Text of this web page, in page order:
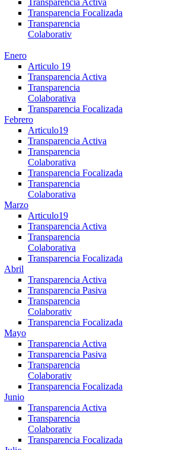
Transparencia Activa
Transparencia Focalizada
Transparencia
Colaborativ
Enero
Articulo 19
Transparencia Activa
Transparencia
Colaborativa
Transparencia Focalizada
Febrero
Articulo19
Transparencia Activa
Transparencia
Colaborativa
Transparencia Focalizada
Transparencia
Colaborativa
Marzo
Articulo19
Transparencia Activa
Transparencia
Colaborativa
Transparencia Focalizada
Abril
Transparencia Activa
Transparencia Pasiva
Transparencia
Colaborativ
Transparencia Focalizada
Mayo
Transparencia Activa
Transparencia Pasiva
Transparencia
Colaborativ
Transparencia Focalizada
Junio
Transparencia Activa
Transparencia
Colaborativ
Transparencia Focalizada